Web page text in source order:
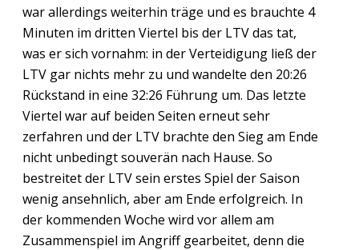
war allerdings weiterhin träge und es brauchte 4
Minuten im dritten Viertel bis der LTV das tat,
was er sich vornahm: in der Verteidigung ließ der
LTV gar nichts mehr zu und wandelte den 20:26
Rückstand in eine 32:26 Führung um. Das letzte
Viertel war auf beiden Seiten erneut sehr
zerfahren und der LTV brachte den Sieg am Ende
nicht unbedingt souverän nach Hause. So
bestreitet der LTV sein erstes Spiel der Saison
wenig ansehnlich, aber am Ende erfolgreich. In
der kommenden Woche wird vor allem am
Zusammenspiel im Angriff gearbeitet, denn die